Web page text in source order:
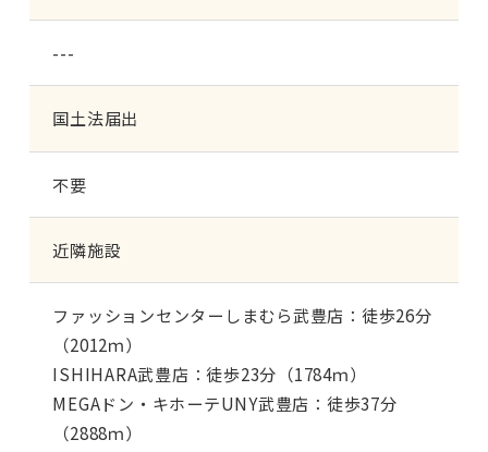
---
国土法届出
不要
近隣施設
ファッションセンターしまむら武豊店：徒歩26分
（2012ｍ）
ISHIHARA武豊店：徒歩23分（1784ｍ）
MEGAドン・キホーテUNY武豊店：徒歩37分
（2888ｍ）